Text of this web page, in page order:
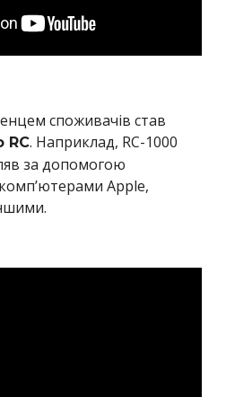
споживачів став
RC. Наприклад, RC-1000
за допомогою
Apple,